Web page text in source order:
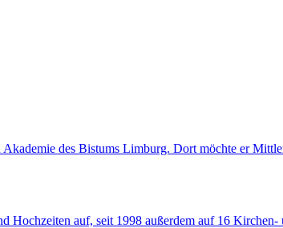
des Bistums Limburg. Dort möchte er
Hochzeiten auf, seit 1998 außerdem auf 16